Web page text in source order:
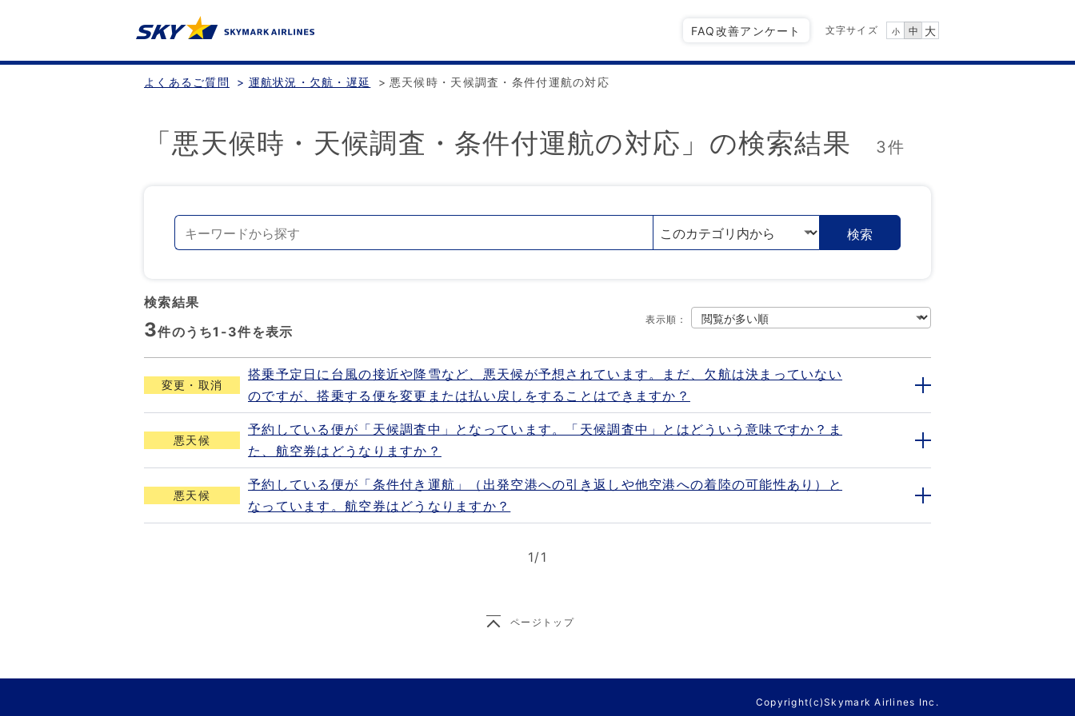
FAQ改善アンケート 文字サイズ 小 中 大
よくあるご質問 > 運航状況・欠航・遅延 > 悪天候時・天候調査・条件付運航の対応
「悪天候時・天候調査・条件付運航の対応」の検索結果 3件
検索
検索結果
3件のうち1-3件を表示
表示順 ：
変更・取消
搭乗予定日に台風の接近や降雪など、悪天候が予想されています。まだ、欠航は決まっていない
のですが、搭乗する便を変更または払い戻しをすることはできますか？
悪天候
予約している便が「天候調査中」となっています。「天候調査中」とはどういう意味ですか？ま
た、航空券はどうなりますか？
悪天候
予約している便が「条件付き運航」（出発空港への引き返しや他空港への着陸の可能性あり）と
なっています。航空券はどうなりますか？
1/1
ページトップ
Copyright(c)Skymark Airlines Inc.